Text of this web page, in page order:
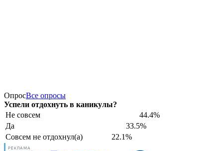
ОпросВсе опросы
Успели отдохнуть в каникулы?
Не совсем
44.4%
Да
33.5%
Совсем не отдохнул(а)
22.1%
РЕКЛАМА